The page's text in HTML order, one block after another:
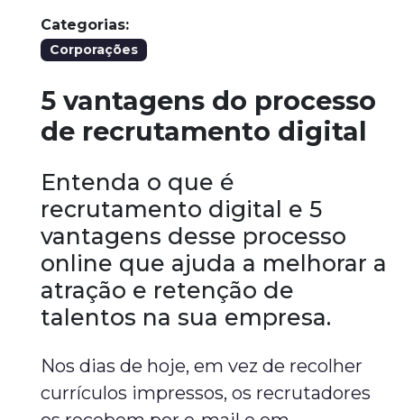
Categorias:
Corporações
5 vantagens do processo
de recrutamento digital
Entenda o que é
recrutamento digital e 5
vantagens desse processo
online que ajuda a melhorar a
atração e retenção de
talentos na sua empresa.
Nos dias de hoje, em vez de recolher
currículos impressos, os recrutadores